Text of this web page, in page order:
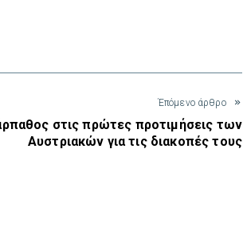
Έπόμενο άρθρο
στις πρώτες προτιμήσεις των
Αυστριακών για τις διακοπές τους